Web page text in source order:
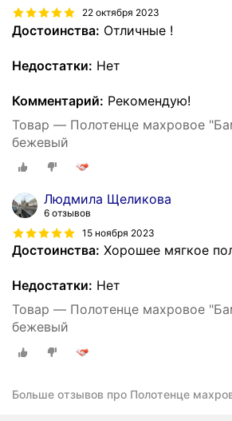
22 октября 2023
Достоинства: Отличные !
Недостатки: Нет
Комментарий: Рекомендую!
Товар — Полотенце махровое
бежевый
Людмила Щеликова
6 отзывов
15 ноября 2023
Достоинства: Хорошее мягкое
Недостатки: Нет
Товар — Полотенце махровое
бежевый
Больше отзывов про Полотенце